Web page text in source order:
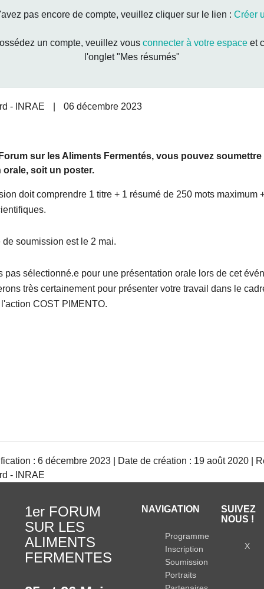
pas encore de compte, veuillez cliquer sur le lien : Créer
un compte, veuillez vous connecter à votre espace et
l'onglet "Mes résumés"
- INRAE 06 décembre 2023
sur les Aliments Fermentés, vous pouvez
orale, soit un poster.
doit comprendre 1 titre + 1 résumé de 250 mots maximum
de soumission est le 2 mai.
pas sélectionné.e pour une présentation orale lors de cet
très certainement pour présenter votre travail dans le
COST PIMENTO.
: 6 décembre 2023 | Date de création : 19 août 2020 |
- INRAE
1er FORUM
SUR LES
ALIMENTS
FERMENTES
NAVIGATION
Programme
Inscription
Soumission
Portraits
SUIVEZ
NOUS !
X